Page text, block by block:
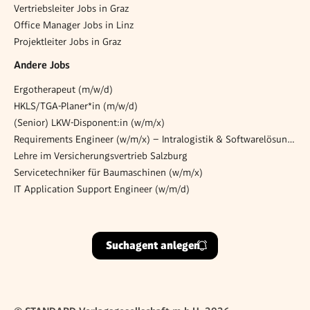
Vertriebsleiter Jobs in Graz
Office Manager Jobs in Linz
Projektleiter Jobs in Graz
Andere Jobs
Ergotherapeut (m/w/d)
HKLS/TGA-Planer*in (m/w/d)
(Senior) LKW-Disponent:in (w/m/x)
Requirements Engineer (w/m/x) – Intralogistik & Softwarelösungen
Lehre im Ver­si­che­rungs­ver­trieb Salz­burg
Servicetechniker für Baumaschinen (w/m/x)
IT Application Support Engineer (w/m/d)
Suchagent anlegen